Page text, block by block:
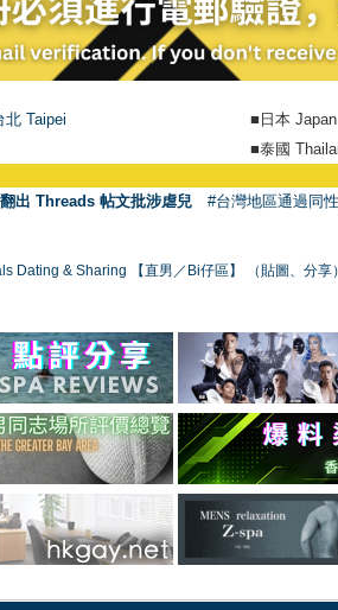
北 Taipei ■日本 Japan
■泰國
出 Threads 帖文批涉虐兒 #台灣地區通過同
Dating & Sharing 【直男／Bi仔區】 （貼圖、分享）